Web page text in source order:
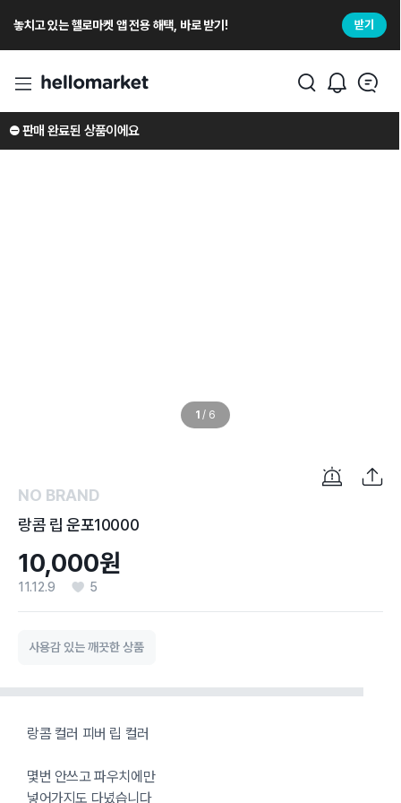
놓치고 있는 헬로마켓 앱 전용 해택, 바로 받기! 받기
1 / 6
⛔️ 판매 완료된 상품이에요
NO BRAND
랑콤 립 운포10000
10,000원
11.12.9 5
사용감 있는 깨끗한 상품
랑콤 컬러 피버 립 컬러
몇번 안쓰고 파우치에만
넣어가지도 다녔습니다